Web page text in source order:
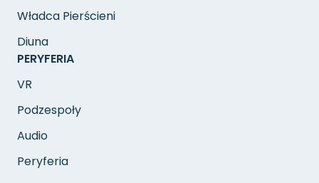
Władca Pierścieni
Diuna
PERYFERIA
VR
Podzespoły
Audio
Peryferia